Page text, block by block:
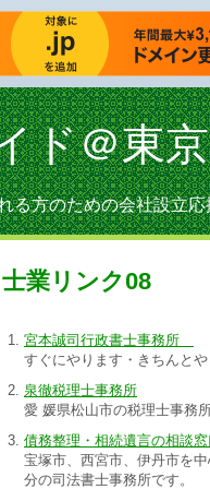
ド＠東京
る方のための会社設立
士業リンク08
宮本誠司行政書士事務所
すぐにやります・きちんと
泉徹税理士事務所
愛 媛県松山市の税理士事務
債務整理・相続遺言の相談
宝塚市、西宮市、伊丹市を
分の司法書士事務所です。